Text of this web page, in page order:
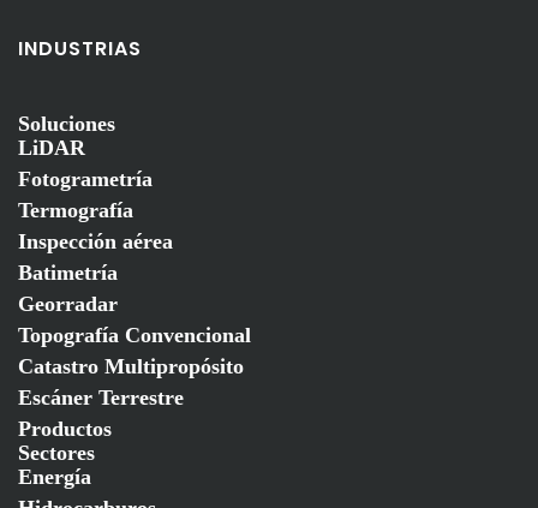
INDUSTRIAS
Soluciones
LiDAR
Fotogrametría
Termografía
Inspección aérea
Batimetría
Georradar
Topografía Convencional
Catastro Multipropósito
Escáner Terrestre
Productos
Sectores
Energía